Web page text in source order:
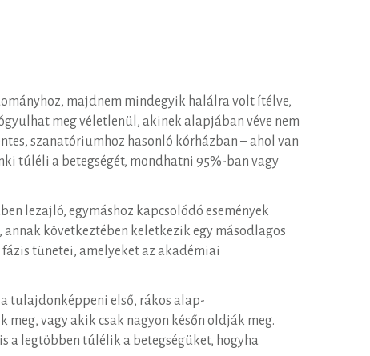
majdnem mindegyik halálra volt ítélve,
meg véletlenül, akinek alapjában véve nem
szanatóriumhoz hasonló kórházban – ahol van
túléli a betegségét, mondhatni 95%-ban vagy
lezajló, egymáshoz kapcsolódó események
következtében keletkezik egy másodlagos
tünetei, amelyeket az akadémiai
tulajdonképpeni első, rákos alap-
vagy akik csak nagyon későn oldják meg.
a legtöbben túlélik a betegségüket, hogyha